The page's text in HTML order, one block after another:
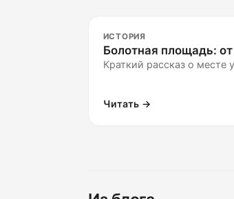
ИСТОРИЯ
Болотная площадь:
Краткий рассказ о месте
Читать →